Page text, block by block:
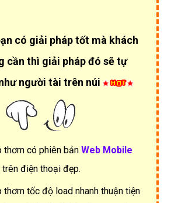
có giải pháp tốt mà khách
cần thì giải pháp đó sẽ tự
người tài trên núi
thơm có phiên bản Web Mobile
điện thoại đẹp.
tốc độ load nhanh thuận tiện